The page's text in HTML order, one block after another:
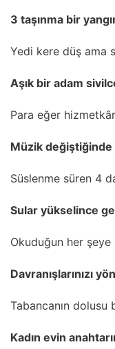
3 taşınma bir
Yedi kere düş ama
Aşık bir adam
Para eğer
Müzik değiştiğinde
Süslenme süren 4
Sular yükselince
Okuduğun her
Davranışlarınızı
Tabancanın
Kadın evin